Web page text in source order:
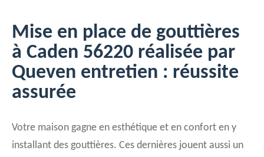
Mise en place de gouttières
à Caden 56220 réalisée par
Queven entretien : réussite
assurée
Votre maison gagne en esthétique et en confort en y
installant des gouttières. Ces dernières jouent aussi un